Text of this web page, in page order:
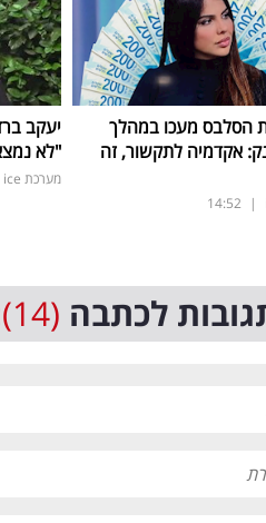
הסלבס מעכו במהלך
אקדמיה לתקשור, זה
|
14:52
"לא
מערכת ice
לכתבה (14)